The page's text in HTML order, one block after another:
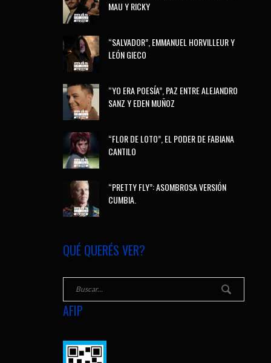
MAU Y RICKY
“SALVADOR”, EMMANUEL HORVILLEUR Y
LEÓN GIECO
“YO ERA POESÍA”, PAZ ENTRE ALEJANDRO
SANZ Y EDEN MUÑOZ
“FLOR DE LOTO”, EL PODER DE FABIANA
CANTILO
“PRETTY FLY”: ASOMBROSA VERSIÓN
CUMBIA.
QUÉ QUERÉS VER?
AFIP